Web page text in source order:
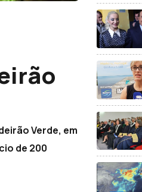
Verde, em
de 200